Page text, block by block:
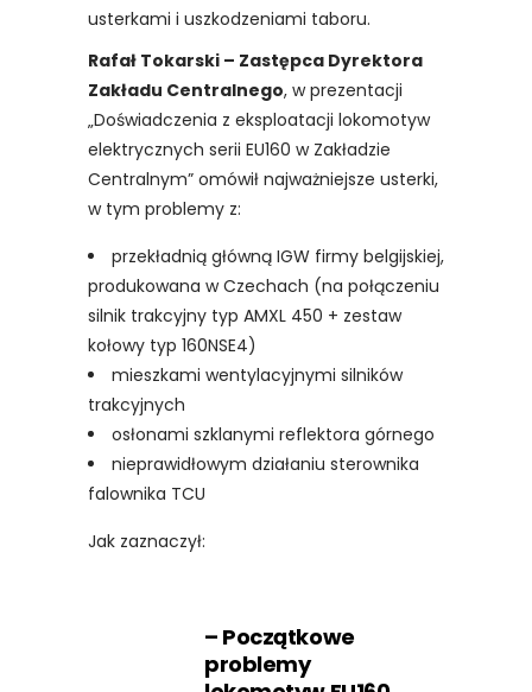
usterkami i uszkodzeniami taboru.
Rafał Tokarski – Zastępca Dyrektora
Zakładu Centralnego, w prezentacji
„Doświadczenia z eksploatacji lokomotyw
elektrycznych serii EU160 w Zakładzie
Centralnym” omówił najważniejsze usterki,
w tym problemy z:
przekładnią główną IGW firmy belgijskiej,
produkowana w Czechach (na połączeniu
silnik trakcyjny typ AMXL 450 + zestaw
kołowy typ 160NSE4)
mieszkami wentylacyjnymi silników
trakcyjnych
osłonami szklanymi reflektora górnego
nieprawidłowym działaniu sterownika
falownika TCU
Jak zaznaczył:
– Początkowe
problemy